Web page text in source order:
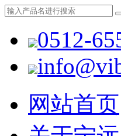
0512-
网站首页